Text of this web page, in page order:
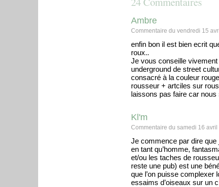
Ambre
Commentaire du vendredi 15
enfin bon il est bien ecrit
roux..
Je vous conseille
underground de street
consacré à la couleur
rousseur + artciles sur
laissons pas faire car
Kl'm
Commentaire du samedi 16 avril
Je commence par dire
en tant qu’homme,
et/ou les taches de
reste une pub) est une
que l’on puisse complexer
essaims d’oiseaux sur un